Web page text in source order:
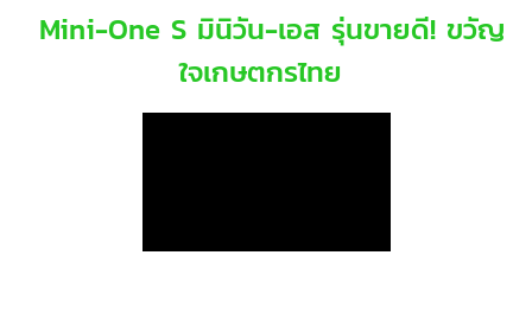
Mini-One S มินิวัน-เอส รุ่นขายดี! ขวัญ
ใจเกษตกรไทย